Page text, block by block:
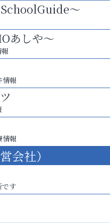
～
あしや～
情報
情報
会社）
です